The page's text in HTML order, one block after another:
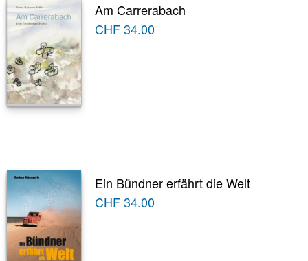
Am Carrerabach
CHF34.00
Ein Bündner erfährt die Welt
CHF34.00